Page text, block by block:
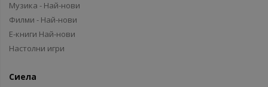
Музика - Най-нови
Филми - Най-нови
Е-книги Най-нови
Настолни игри
Сиела